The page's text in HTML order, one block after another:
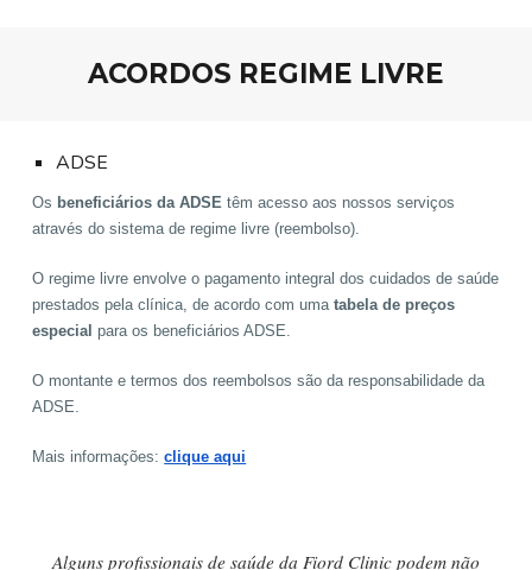
ACORDOS REGIME LIVRE
ADSE
Os beneficiários da ADSE têm acesso aos nossos serviços
através do sistema de regime livre (reembolso).
O regime livre envolve o pagamento integral dos cuidados de saúde
prestados pela clínica, de acordo com uma tabela de preços
especial para os beneficiários ADSE.
O montante e termos dos reembolsos são da responsabilidade da
ADSE.
Mais informações: clique aqui
Alguns profissionais de saúde da Fiord Clinic podem não